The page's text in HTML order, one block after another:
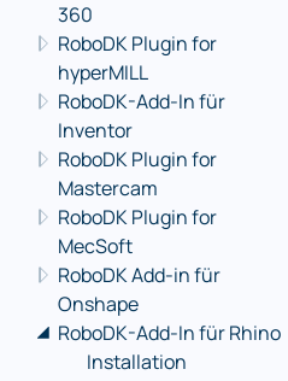
360
RoboDK Plugin for
hyperMILL
RoboDK-Add-In für
Inventor
RoboDK Plugin for
Mastercam
RoboDK Plugin for
MecSoft
RoboDK Add-in für
Onshape
RoboDK-Add-In für Rhino
Installation